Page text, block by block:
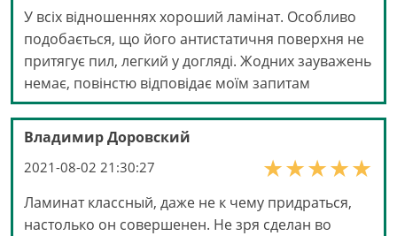
У всіх відношеннях хороший ламінат. Особливо
подобається, що його антистатичня поверхня не
притягує пил, легкий у догляді. Жодних зауважень
немає, повінстю відповідає моїм запитам
Владимир Доровский
2021-08-02 21:30:27
Ламинат классный, даже не к чему придраться,
настолько он совершенен. Не зря сделан во